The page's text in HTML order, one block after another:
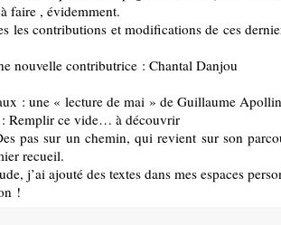
faire , évidemment.
les contributions et modifications de ces
nouvelle contributrice : Chantal Danjou
: une « lecture de mai » de Guillaume
Remplir ce vide… à découvrir
pas sur un chemin, qui revient sur son
recueil.
j’ai ajouté des textes dans mes espaces
!